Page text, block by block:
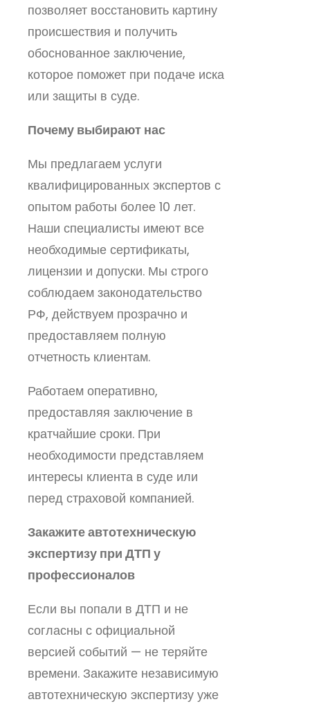
позволяет восстановить картину
происшествия и получить
обоснованное заключение,
которое поможет при подаче иска
или защиты в суде.
Почему выбирают нас
Мы предлагаем услуги
квалифицированных экспертов с
опытом работы более 10 лет.
Наши специалисты имеют все
необходимые сертификаты,
лицензии и допуски. Мы строго
соблюдаем законодательство
РФ, действуем прозрачно и
предоставляем полную
отчетность клиентам.
Работаем оперативно,
предоставляя заключение в
кратчайшие сроки. При
необходимости представляем
интересы клиента в суде или
перед страховой компанией.
Закажите автотехническую
экспертизу при ДТП у
профессионалов
Если вы попали в ДТП и не
согласны с официальной
версией событий — не теряйте
времени. Закажите независимую
автотехническую экспертизу уже